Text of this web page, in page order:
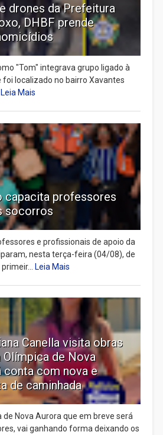
drones da Prefeitura
DHBF prende
"Tom" integrava grupo ligado à
localizado no bairro Xavantes
Leia Mais
capacita professores
socorros
e profissionais de apoio da
nesta terça-feira (04/08), de
Leia Mais
Canella visita obras
Olímpica de Nova
conta com nova e
de caminhada
Nova Aurora que em breve será
vai ganhando forma deixando os